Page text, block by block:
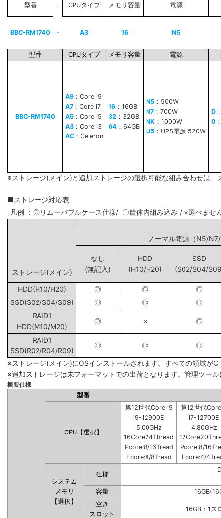
型番 − CPUタイプ メモリ容量 電源
BBC-RM1740 - A3 16 N5
型番 CPUタイプ メモリ容量 電源
BBC-RM1740
A9 ：Core i9
A7 ：Core i7
A5 ：Core i5
A3 ：Core i3
AC ：Celeron
16 ：16GB
32 ：32GB
64 ：64GB
N5 ：500W
N7 ：700W
NK ：1000W
U5 ：UPS電源 520W
D
0
※ストレージ(メイン)と追加ストレージの選択可能な組み合わせは、
■ストレージ対応表
凡例 ：◎リムーバブルケース仕様/ 〇筐体内組み込み / ×選べませ
ストレージ(メイン)
ノーマル電源（
なし
(無記入)
HDD
(H10/H20)
SSD
(S02/S04/
HDD(H10/H20) ◎ ◎
◎
SSD(S02/S04/S09)
◎ ◎
◎
RAID1
HDD(M10/M20)
◎ × ◎
RAID1
SSD(R02/R04/R09)
◎ ◎ ◎
※ストレージ(メイン)にOSインストールされます。すべての領域がC
※追加ストレージは未フォーマットでの出荷となります。管理ツー
概要仕様
型番
CPU【選択】
第12世代Core i9
i9-12900E
5.00GHz
16Core24Thread
Pcore:8/16Tread
Ecore:8/8Tread
第12世代
i7-12700E
4.80GHz
Pcore:8/
Ecore:4/
システム
メモリ
【選択】
仕様
容量
空き
スロット
16GB：1ス